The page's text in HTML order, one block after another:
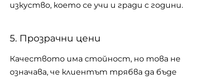
изкуство, което се учи и гради с години.
5. Прозрачни цени
Качеството има стойност, но това не
означава, че клиентът трябва да бъде